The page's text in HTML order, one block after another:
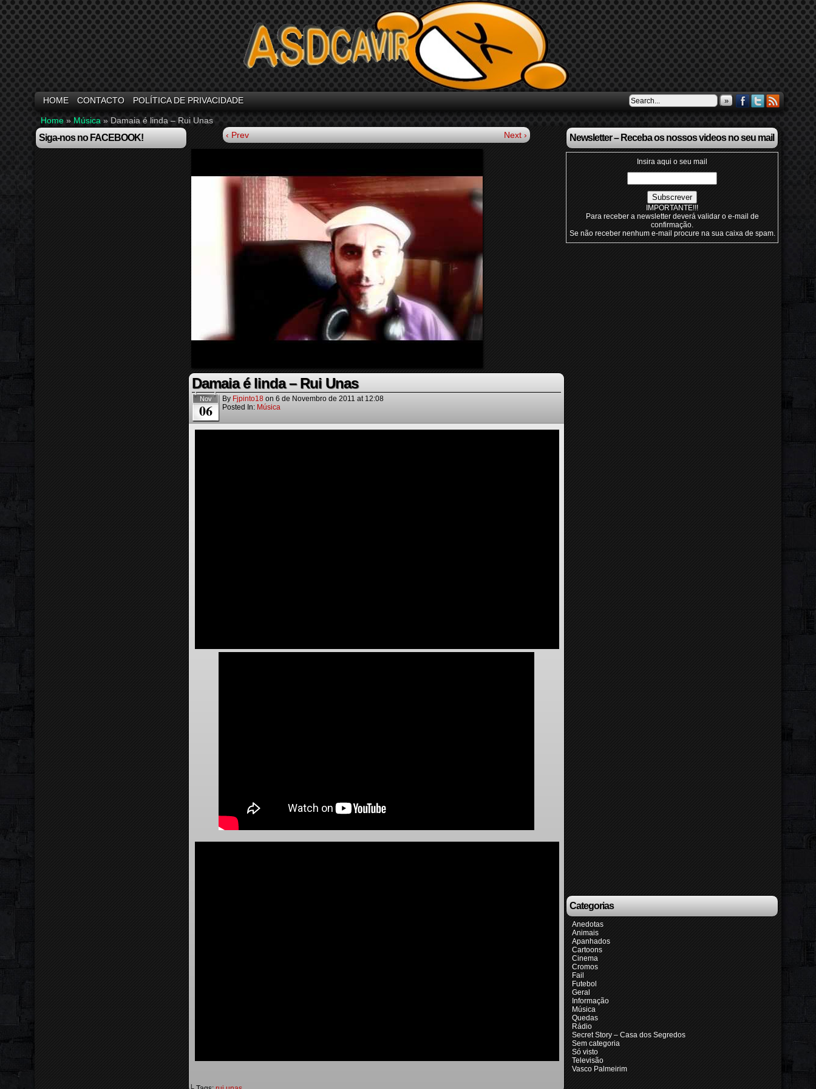
HOME CONTACTO POLÍTICA DE PRIVACIDADE »
Home » Música » Damaia é linda – Rui Unas
Siga-nos no FACEBOOK! ‹ Prev Next ›
Damaia é linda – Rui Unas
Nov
06
By Fjpinto18 on 6 de Novembro de 2011 at 12:08
Posted In: Música
Newsletter – Receba os nossos videos no seu mail
Insira aqui o seu mail
IMPORTANTE!!!
Para receber a newsletter deverá validar o e-mail de
confirmação.
Se não receber nenhum e-mail procure na sua caixa de spam.
Categorias
Anedotas
Animais
Apanhados
Cartoons
Cinema
Cromos
Fail
Futebol
Geral
Informação
Música
Quedas
Rádio
Secret Story – Casa dos Segredos
Sem categoria
Só visto
Televisão
Vasco Palmeirim